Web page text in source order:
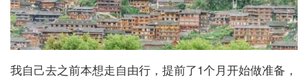
我自己去之前本想走自由行，提前了1个月开始做准备，